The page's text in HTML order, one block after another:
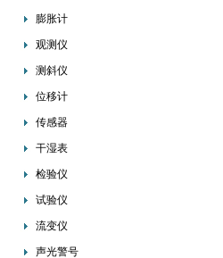
膨胀计
观测仪
测斜仪
位移计
传感器
干湿表
检验仪
试验仪
流变仪
声光警号